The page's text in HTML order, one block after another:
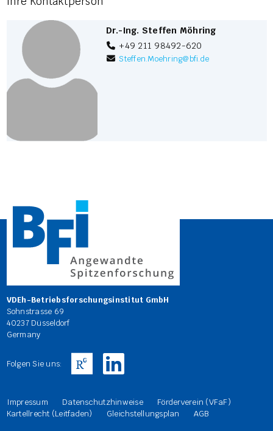
Dr.-Ing. Steffen Möhring
+49 211 98492-620
Steffen.Moehring@bfi.de
VDEh-Betriebsforschungsinstitut GmbH
Sohnstrasse 69
40237 Düsseldorf
Germany
Folgen Sie uns:
Impressum Datenschutzhinweise
Förderverein (VFaF)
Kartellrecht (Leitfaden)
Gleichstellungsplan AGB